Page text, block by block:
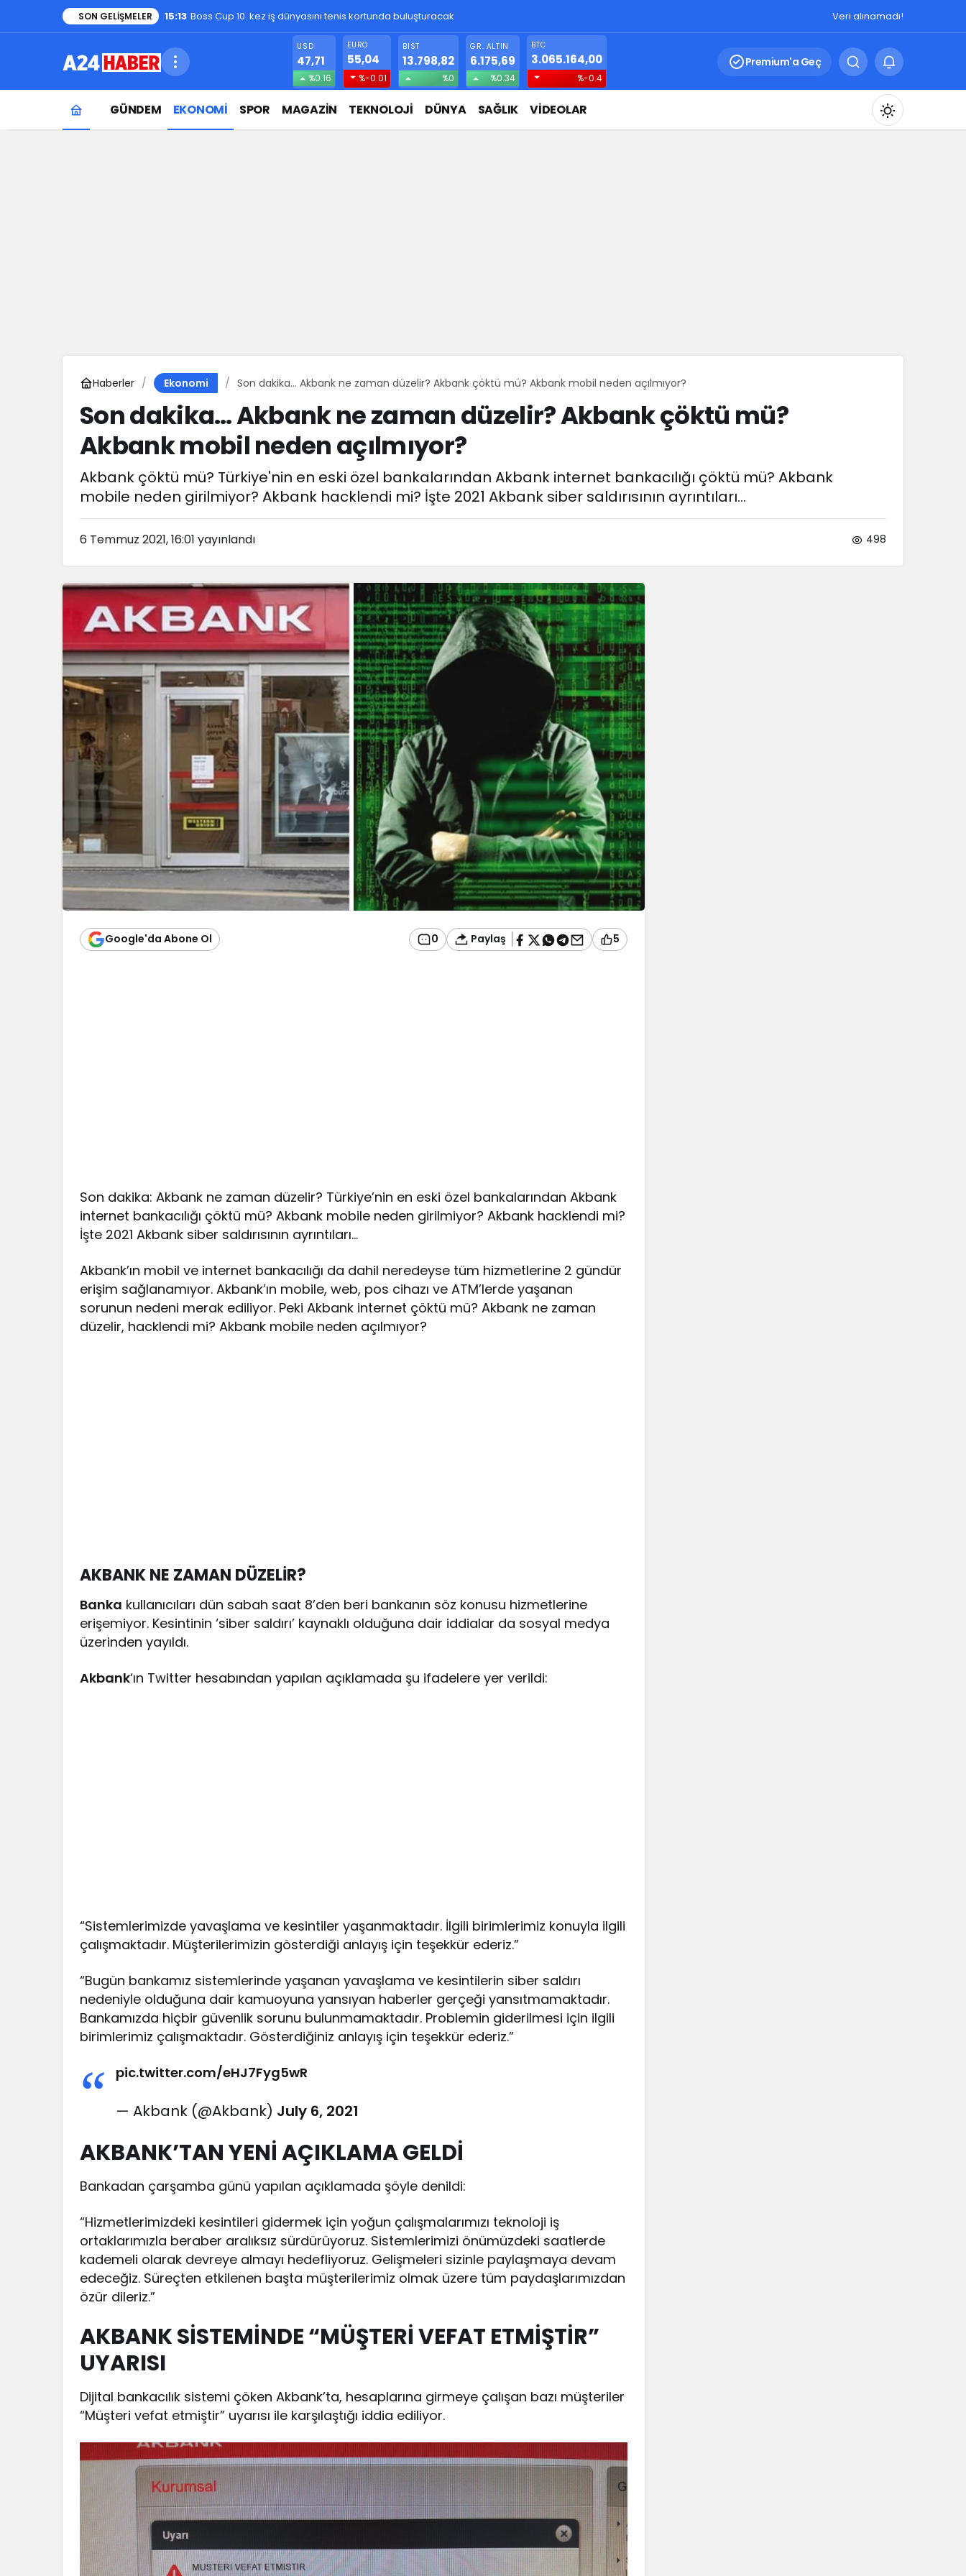
SON GELIŞMELER 15:13 Boss Cup 10. kez iş dünyasını tenis kortunda buluşturacak Veri alınamadı!
USD
47,71
%0.16
EURO
55,04
%-0.01
BIST
13.798,82
%0
GR. ALTIN
6.175,69
%0.34
BTC
3.065.164,00
%-0.4
Premium'a Geç
GÜNDEM EKONOMİ SPOR MAGAZİN TEKNOLOJİ DÜNYA SAĞLIK VİDEOLAR
Mod
Haberler Ekonomi Son dakika… Akbank ne zaman düzelir? Akbank çöktü mü? Akbank mobil neden açılmıyor?
Son dakika… Akbank ne zaman düzelir? Akbank çöktü mü?
Akbank mobil neden açılmıyor?
Akbank çöktü mü? Türkiye'nin en eski özel bankalarından Akbank internet bankacılığı çöktü mü? Akbank
mobile neden girilmiyor? Akbank hacklendi mi? İşte 2021 Akbank siber saldırısının ayrıntıları...
6 Temmuz 2021, 16:01 yayınlandı 498
Google'da Abone Ol 0 Paylaş 5
Son dakika: Akbank ne zaman düzelir? Türkiye’nin en eski özel bankalarından Akbank
internet bankacılığı çöktü mü? Akbank mobile neden girilmiyor? Akbank hacklendi mi?
İşte 2021 Akbank siber saldırısının ayrıntıları…
Akbank’ın mobil ve internet bankacılığı da dahil neredeyse tüm hizmetlerine 2 gündür
erişim sağlanamıyor. Akbank’ın mobile, web, pos cihazı ve ATM’lerde yaşanan
sorunun nedeni merak ediliyor. Peki Akbank internet çöktü mü? Akbank ne zaman
düzelir, hacklendi mi? Akbank mobile neden açılmıyor?
AKBANK NE ZAMAN DÜZELİR?
Banka kullanıcıları dün sabah saat 8’den beri bankanın söz konusu hizmetlerine
erişemiyor. Kesintinin ‘siber saldırı’ kaynaklı olduğuna dair iddialar da sosyal medya
üzerinden yayıldı.
Akbank‘ın Twitter hesabından yapılan açıklamada şu ifadelere yer verildi:
“Sistemlerimizde yavaşlama ve kesintiler yaşanmaktadır. İlgili birimlerimiz konuyla ilgili
çalışmaktadır. Müşterilerimizin gösterdiği anlayış için teşekkür ederiz.”
“Bugün bankamız sistemlerinde yaşanan yavaşlama ve kesintilerin siber saldırı
nedeniyle olduğuna dair kamuoyuna yansıyan haberler gerçeği yansıtmamaktadır.
Bankamızda hiçbir güvenlik sorunu bulunmamaktadır. Problemin giderilmesi için ilgili
birimlerimiz çalışmaktadır. Gösterdiğiniz anlayış için teşekkür ederiz.”
pic.twitter.com/eHJ7Fyg5wR
— Akbank (@Akbank) July 6, 2021
AKBANK’TAN YENİ AÇIKLAMA GELDİ
Bankadan çarşamba günü yapılan açıklamada şöyle denildi:
“Hizmetlerimizdeki kesintileri gidermek için yoğun çalışmalarımızı teknoloji iş
ortaklarımızla beraber aralıksız sürdürüyoruz. Sistemlerimizi önümüzdeki saatlerde
kademeli olarak devreye almayı hedefliyoruz. Gelişmeleri sizinle paylaşmaya devam
edeceğiz. Süreçten etkilenen başta müşterilerimiz olmak üzere tüm paydaşlarımızdan
özür dileriz.”
AKBANK SİSTEMİNDE “MÜŞTERİ VEFAT ETMİŞTİR”
UYARISI
Dijital bankacılık sistemi çöken Akbank’ta, hesaplarına girmeye çalışan bazı müşteriler
“Müşteri vefat etmiştir” uyarısı ile karşılaştığı iddia ediliyor.